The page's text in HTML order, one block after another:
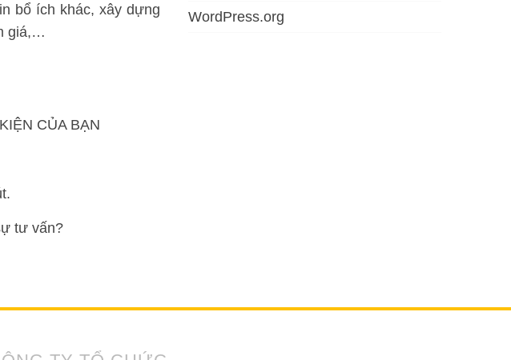
bổ ích khác, xây dựng
giá,…
CỦA BẠN
tư vấn?
WordPress.org